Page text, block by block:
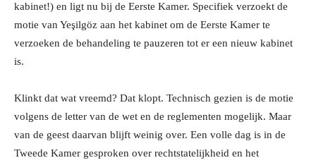
kabinet!) en ligt nu bij de Eerste Kamer. Specifiek verzoekt de
motie van Yeşilgöz aan het kabinet om de Eerste Kamer te
verzoeken de behandeling te pauzeren tot er een nieuw kabinet
is.
Klinkt dat wat vreemd? Dat klopt. Technisch gezien is de motie
volgens de letter van de wet en de reglementen mogelijk. Maar
van de geest daarvan blijft weinig over. Een volle dag is in de
Tweede Kamer gesproken over rechtstatelijkheid en het